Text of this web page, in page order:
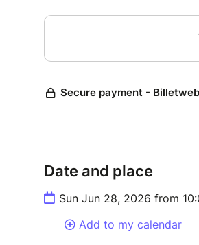
Nous débuterons les
reproduire facilement chez
La journée se déroulera aux
rendez-vous précis vous
Date and place
Sun Jun 28, 2026 from
Add to my calendar